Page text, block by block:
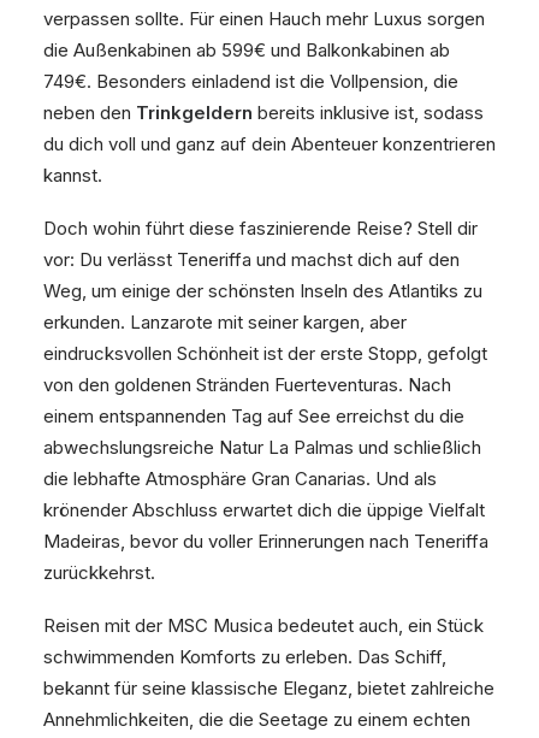
verpassen sollte. Für einen Hauch mehr Luxus sorgen
die Außenkabinen ab 599€ und Balkonkabinen ab
749€. Besonders einladend ist die Vollpension, die
neben den Trinkgeldern bereits inklusive ist, sodass
du dich voll und ganz auf dein Abenteuer konzentrieren
kannst.
Doch wohin führt diese faszinierende Reise? Stell dir
vor: Du verlässt Teneriffa und machst dich auf den
Weg, um einige der schönsten Inseln des Atlantiks zu
erkunden. Lanzarote mit seiner kargen, aber
eindrucksvollen Schönheit ist der erste Stopp, gefolgt
von den goldenen Stränden Fuerteventuras. Nach
einem entspannenden Tag auf See erreichst du die
abwechslungsreiche Natur La Palmas und schließlich
die lebhafte Atmosphäre Gran Canarias. Und als
krönender Abschluss erwartet dich die üppige Vielfalt
Madeiras, bevor du voller Erinnerungen nach Teneriffa
zurückkehrst.
Reisen mit der MSC Musica bedeutet auch, ein Stück
schwimmenden Komforts zu erleben. Das Schiff,
bekannt für seine klassische Eleganz, bietet zahlreiche
Annehmlichkeiten, die die Seetage zu einem echten